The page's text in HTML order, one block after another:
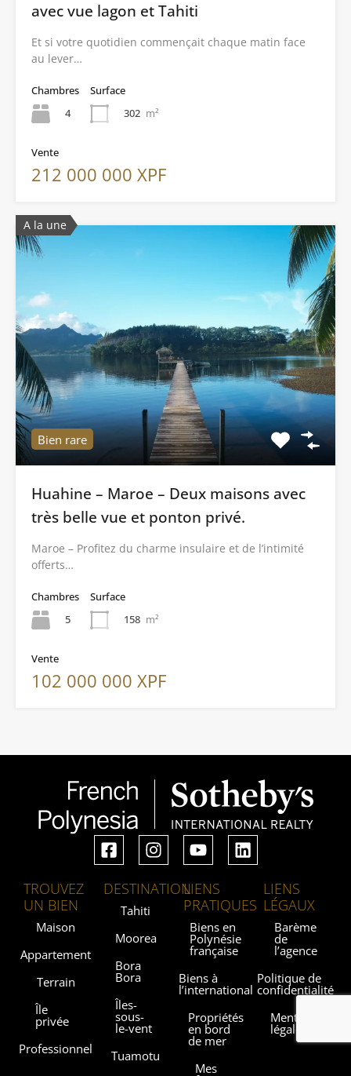
avec vue lagon et Tahiti
Et si votre quotidien commençait chaque matin face
au lever…
Chambres
4
Surface
302 m²
Vente
212 000 000 XPF
A la une
Bien rare
Huahine – Maroe – Deux maisons avec
très belle vue et ponton privé.
Maroe – Profitez du charme insulaire et de l’intimité
offerts…
Chambres
5
Surface
158 m²
Vente
102 000 000 XPF
TROUVEZ
UN BIEN
Maison
Appartement
Terrain
Île
privée
Professionnel
DESTINATION
Tahiti
Moorea
Bora
Bora
Îles-
sous-
le-vent
Tuamotu
LIENS
PRATIQUES
Biens en
Polynésie
française
Biens à
l’international
Propriétés
en bord
de mer
Mes
LIENS
LÉGAUX
Barème
de
l’agence
Politique de
confidentialité
Mentions
légales